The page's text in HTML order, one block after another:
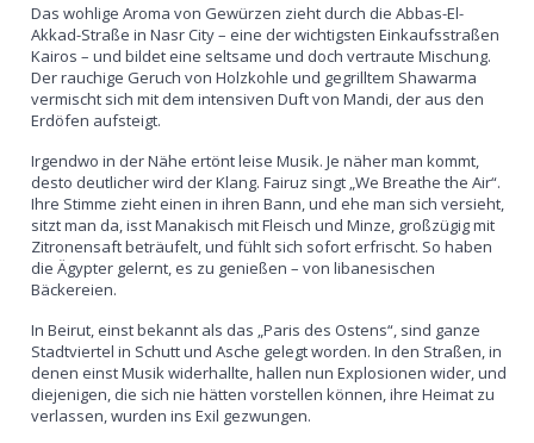
Das wohlige Aroma von Gewürzen zieht durch die Abbas-El-
Akkad-Straße in Nasr City – eine der wichtigsten Einkaufsstraßen
Kairos – und bildet eine seltsame und doch vertraute Mischung.
Der rauchige Geruch von Holzkohle und gegrilltem Shawarma
vermischt sich mit dem intensiven Duft von Mandi, der aus den
Erdöfen aufsteigt.
Irgendwo in der Nähe ertönt leise Musik. Je näher man kommt,
desto deutlicher wird der Klang. Fairuz singt „We Breathe the Air“.
Ihre Stimme zieht einen in ihren Bann, und ehe man sich versieht,
sitzt man da, isst Manakisch mit Fleisch und Minze, großzügig mit
Zitronensaft beträufelt, und fühlt sich sofort erfrischt. So haben
die Ägypter gelernt, es zu genießen – von libanesischen
Bäckereien.
In Beirut, einst bekannt als das „Paris des Ostens“, sind ganze
Stadtviertel in Schutt und Asche gelegt worden. In den Straßen, in
denen einst Musik widerhallte, hallen nun Explosionen wider, und
diejenigen, die sich nie hätten vorstellen können, ihre Heimat zu
verlassen, wurden ins Exil gezwungen.